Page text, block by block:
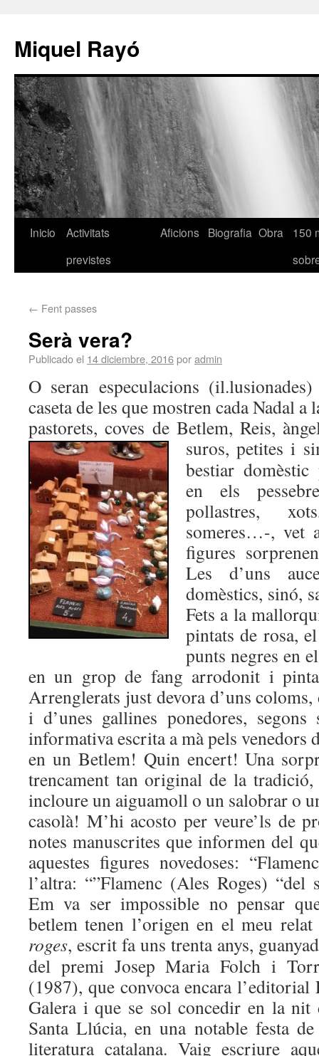
Miquel Rayó
Inicio
Activitats
previstes
Aficions Biografia Obra
150
← Fent passes
Serà vera?
Publicado el 14 diciembre, 2016poradmin
O seran especulacions
caseta de les que mostren cada Nadal
pastorets, coves de Betlem, Reis,
suros, petites i
bestiar domèstic
en els
pollastres,
someres…-, vet
figures
Les d’uns
domèstics, sinó,
Fets a la
pintats de rosa,
punts negres en
en un grop de fang arrodonit i
Arrenglerats just devora d’uns coloms,
i d’unes gallines ponedores, segons
informativa escrita a mà pels venedors
en un Betlem! Quin encert! Una
trencament tan original de la
incloure un aiguamoll o un salobrar o
casolà! M’hi acosto per veure’ls de
notes manuscrites que informen del
aquestes figures novedoses:
l’altra: “”Flamenc (Ales Roges) “del
Em va ser impossible no pensar
betlem tenen l’origen en el meu
roges, escrit fa uns trenta anys,
del premi Josep Maria Folch i
(1987), que convoca encara l’editorial
Galera i que se sol concedir en la nit
Santa Llúcia, en una notable festa
literatura catalana. Vaig escriure